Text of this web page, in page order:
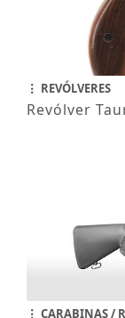
REVÓLVERES
Revólver
CARABINAS /